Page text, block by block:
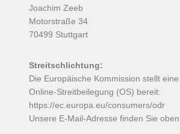
Joachim Zeeb
Motorstraße 34
70499 Stuttgart
Streitschlichtung:
Die Europäische Kommission stellt
Online-Streitbeilegung (OS) bereit:
https://ec.europa.eu/consumers/odr
Unsere E-Mail-Adresse finden Sie